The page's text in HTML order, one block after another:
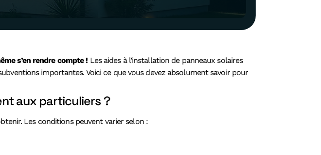
s’en rendre compte ! Les aides à l’installation de panneaux solaires
importantes. Voici ce que vous devez absolument savoir pour
aux particuliers ?
Les conditions peuvent varier selon :